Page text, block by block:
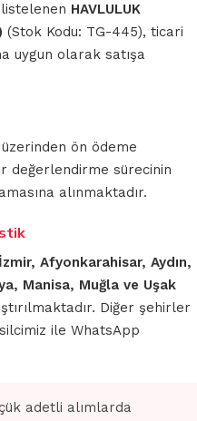
listelenen HAVLULUK
(Stok Kodu: TG-445), ticari
uygun olarak satışa
ön ödeme
değerlendirme sürecinin
alınmaktadır.
İzmir, Afyonkarahisar, Aydın,
Manisa, Muğla ve Uşak
Diğer şehirler
ile WhatsApp
adetli alımlarda